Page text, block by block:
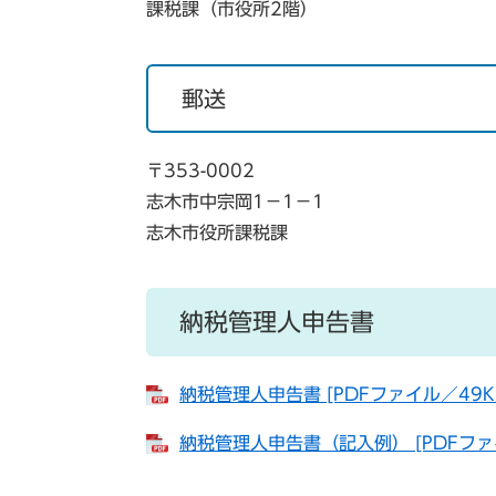
課税課（市役所2階）
郵送
〒353-0002
志木市中宗岡1−1−1
志木市役所課税課
納税管理人申告書
納税管理人申告書 [PDFファイル／
納税管理人申告書（記入例） [PDFフ